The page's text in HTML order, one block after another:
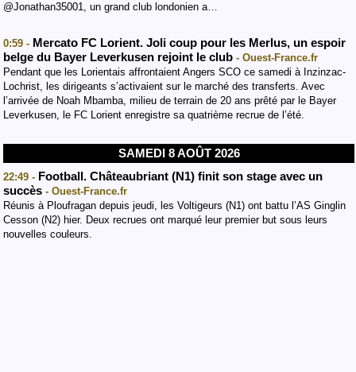
@Jonathan35001, un grand club londonien a…
0:59 - Mercato FC Lorient. Joli coup pour les Merlus, un espoir
belge du Bayer Leverkusen rejoint le club - Ouest-France.fr
Pendant que les Lorientais affrontaient Angers SCO ce samedi à Inzinzac-
Lochrist, les dirigeants s’activaient sur le marché des transferts. Avec
l’arrivée de Noah Mbamba, milieu de terrain de 20 ans prêté par le Bayer
Leverkusen, le FC Lorient enregistre sa quatrième recrue de l’été.
SAMEDI 8 AOÛT 2026
22:49 - Football. Châteaubriant (N1) finit son stage avec un
succès - Ouest-France.fr
Réunis à Ploufragan depuis jeudi, les Voltigeurs (N1) ont battu l’AS Ginglin
Cesson (N2) hier. Deux recrues ont marqué leur premier but sous leurs
nouvelles couleurs.